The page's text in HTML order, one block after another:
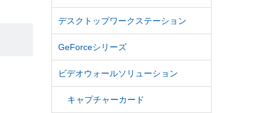
デスクトップワークステーション
GeForceシリーズ
ビデオウォールソリューション
キャプチャーカード